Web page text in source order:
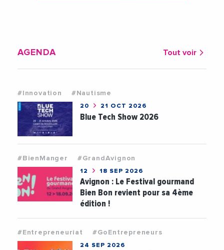
AGENDA Tout voir
#Innovation #Nautisme
20 21 OCT 2026
Blue Tech Show 2026
#BienManger #GrandAvignon
12 18 SEP 2026
Avignon : Le Festival gourmand
Bien Bon revient pour sa 4ème
édition !
#Entrepreneuriat #GoEntrepreneurs
24 SEP 2026